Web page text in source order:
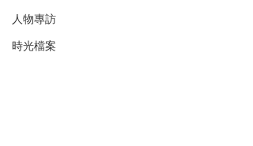
人物專訪
時光檔案